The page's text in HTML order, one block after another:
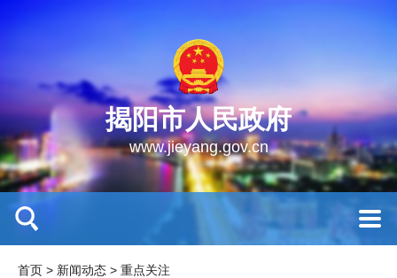
揭阳市人民政府
www.jieyang.gov.cn
首页 > 新闻动态 > 重点关注